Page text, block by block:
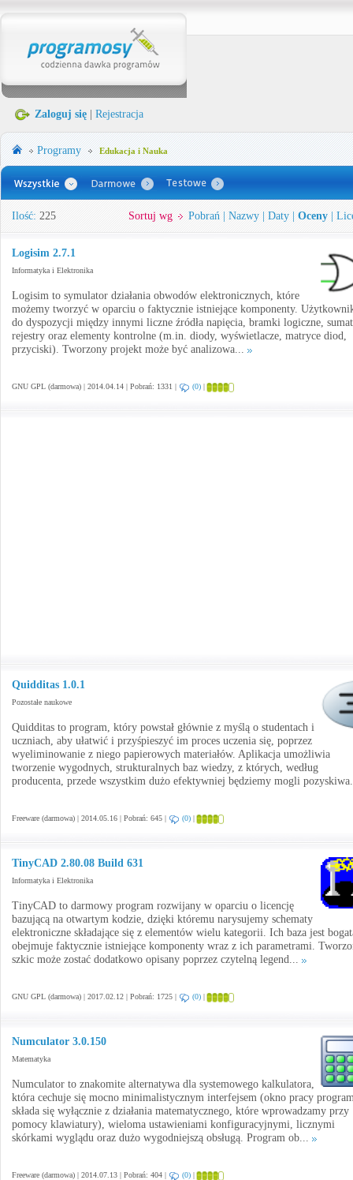
Zaloguj się Rejestracja
Programy Edukacja i Nauka
Ilość: 225 Sortuj wg Pobrań Nazwy Daty Oceny
Logisim 2.7.1
Informatyka i Elektronika
Logisim to symulator działania obwodów elektronicznych, które
możemy tworzyć w oparciu o faktycznie istniejące komponenty.
do dyspozycji między innymi liczne źródła napięcia, bramki logiczne,
rejestry oraz elementy kontrolne (m.in. diody, wyświetlacze, matryce diod,
przyciski). Tworzony projekt może być analizowa...
GNU GPL (darmowa) | 2014.04.14 | Pobrań: 1331 | (0) |
Quidditas 1.0.1
Pozostałe naukowe
Quidditas to program, który powstał głównie z myślą o studentach i
uczniach, aby ułatwić i przyśpieszyć im proces uczenia się, poprzez
wyeliminowanie z niego papierowych materiałów. Aplikacja umożliwia
tworzenie wygodnych, strukturalnych baz wiedzy, z których, według
producenta, przede wszystkim dużo efektywniej będziemy mogli
Freeware (darmowa) | 2014.05.16 | Pobrań: 645 | (0) |
TinyCAD 2.80.08 Build 631
Informatyka i Elektronika
TinyCAD to darmowy program rozwijany w oparciu o licencję
bazującą na otwartym kodzie, dzięki któremu narysujemy schematy
elektroniczne składające się z elementów wielu kategorii. Ich baza jest
obejmuje faktycznie istniejące komponenty wraz z ich parametrami.
szkic może zostać dodatkowo opisany poprzez czytelną legend...
GNU GPL (darmowa) | 2017.02.12 | Pobrań: 1725 | (0) |
Numculator 3.0.150
Matematyka
Numculator to znakomite alternatywa dla systemowego kalkulatora,
która cechuje się mocno minimalistycznym interfejsem (okno pracy
składa się wyłącznie z działania matematycznego, które wprowadzamy przy
pomocy klawiatury), wieloma ustawieniami konfiguracyjnymi, licznymi
skórkami wyglądu oraz dużo wygodniejszą obsługą. Program ob...
Freeware (darmowa) | 2014.07.13 | Pobrań: 404 | (0) |